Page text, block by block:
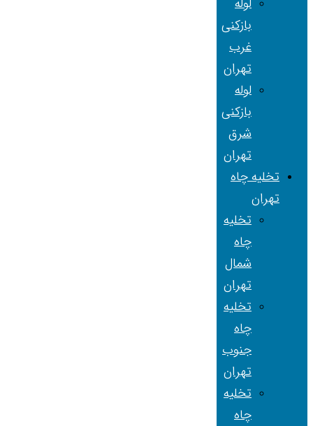
بازکنی
غرب
تهران
لوله
بازکنی
شرق
تهران
تخلیه چاه
تهران
تخلیه
چاه
شمال
تهران
تخلیه
چاه
جنوب
تهران
تخلیه
چاه